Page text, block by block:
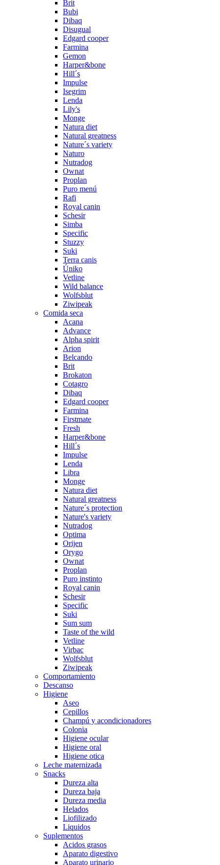
Brit
Bubi
Dibaq
Disugual
Edgard cooper
Farmina
Gemon
Harper&bone
Hill´s
Impulse
Isegrim
Lenda
Lily's
Monge
Natura diet
Natural greatness
Nature´s variety
Naturo
Nutradog
Ownat
Proplan
Puro menú
Rafi
Royal canin
Schesir
Simba
Specific
Stuzzy
Suki
Terra canis
Úniko
Vetline
Wild balance
Wolfsblut
Ziwipeak
Comida seca
Acana
Advance
Alpha spirit
Arion
Belcando
Brit
Brokaton
Cotagro
Dibaq
Edgard cooper
Farmina
Firstmate
Fresh
Harper&bone
Hill´s
Impulse
Lenda
Libra
Monge
Natura diet
Natural greatness
Nature´s protection
Nature's variety
Nutradog
Optima
Orijen
Orygo
Ownat
Proplan
Puro instinto
Royal canin
Schesir
Specific
Suki
Sum sum
Taste of the wild
Vetline
Virbac
Wolfsblut
Ziwipeak
Comportamiento
Descanso
Higiene
Aseo
Cepillos
Champú y acondicionadores
Colonia
Higiene ocular
Higiene oral
Higiene otica
Leche maternizada
Snacks
Dureza alta
Dureza baja
Dureza media
Helados
Liofilizado
Liquidos
Suplementos
Acidos grasos
Aparato digestivo
Aparato urinario